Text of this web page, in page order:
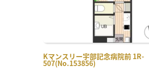
Kマンスリー宇部記念病院前 1R-
507(No.153856)